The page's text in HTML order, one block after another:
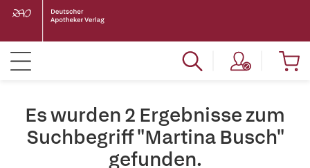
Es wurden 2 Ergebnisse zum
Suchbegriff "Martina Busch"
gefunden.